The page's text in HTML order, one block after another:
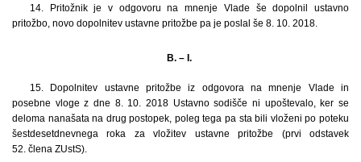
14. Pritožnik je v odgovoru na mnenje Vlade še dopolnil ustavno
pritožbo, novo dopolnitev ustavne pritožbe pa je poslal še 8. 10. 2018.
B. – I.
15. Dopolnitev ustavne pritožbe iz odgovora na mnenje Vlade in
posebne vloge z dne 8. 10. 2018 Ustavno sodišče ni upoštevalo, ker se
deloma nanašata na drug postopek, poleg tega pa sta bili vloženi po poteku
šestdesetdnevnega roka za vložitev ustavne pritožbe (prvi odstavek
52. člena ZUstS).